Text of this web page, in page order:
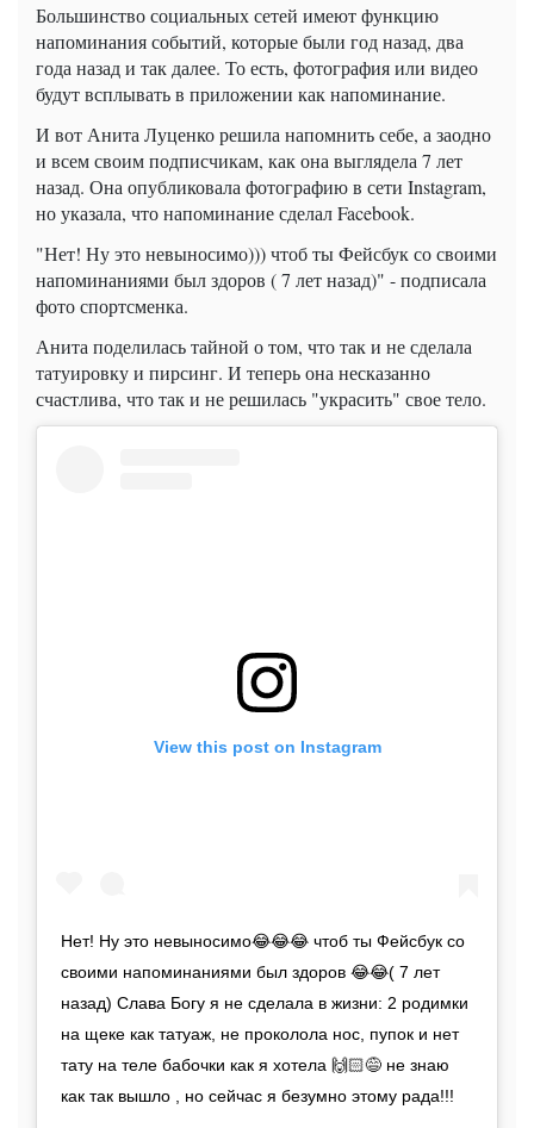
Большинство социальных сетей имеют функцию
напоминания событий, которые были год назад, два
года назад и так далее. То есть, фотография или видео
будут всплывать в приложении как напоминание.
И вот Анита Луценко решила напомнить себе, а заодно
и всем своим подписчикам, как она выглядела 7 лет
назад. Она опубликовала фотографию в сети Instagram,
но указала, что напоминание сделал Facebook.
"Нет! Ну это невыносимо))) чтоб ты Фейсбук со своими
напоминаниями был здоров ( 7 лет назад)" - подписала
фото спортсменка.
Анита поделилась тайной о том, что так и не сделала
татуировку и пирсинг. И теперь она несказанно
счастлива, что так и не решилась "украсить" свое тело.
View this post on Instagram
Нет! Ну это невыносимо😂😂😂 чтоб ты Фейсбук со
своими напоминаниями был здоров 😂😂( 7 лет
назад) Слава Богу я не сделала в жизни: 2 родимки
на щеке как татуаж, не проколола нос, пупок и нет
тату на теле бабочки как я хотела 🙌🏻😅 не знаю
как так вышло , но сейчас я безумно этому рада!!!